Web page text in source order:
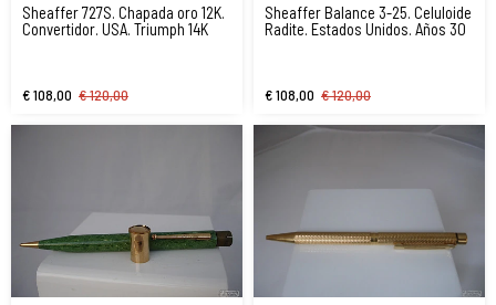
Sheaffer 727S. Chapada oro 12K.
Convertidor. USA. Triumph 14K
€ 108,00 € 120,00
Sheaffer Balance 3-25. Celuloide
Radite. Estados Unidos. Años 30
€ 108,00 € 120,00